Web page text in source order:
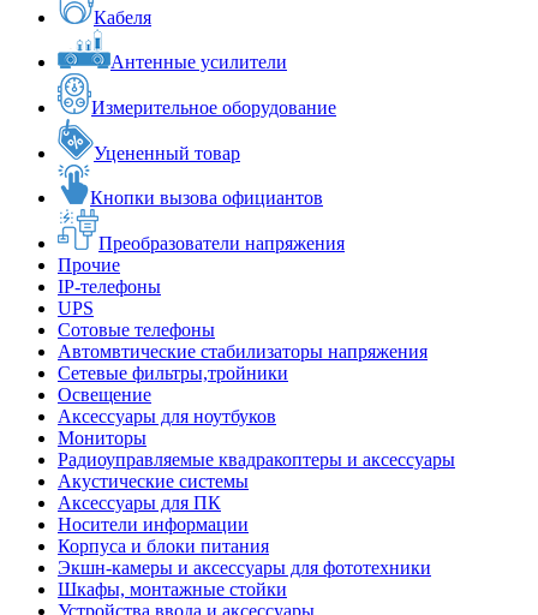
Кабеля
Антенные усилители
Измерительное оборудование
Уцененный товар
Кнопки вызова официантов
Преобразователи напряжения
Прочие
IP-телефоны
UPS
Сотовые телефоны
Автомвтические стабилизаторы напряжения
Сетевые фильтры,тройники
Освещение
Аксессуары для ноутбуков
Мониторы
Радиоуправляемые квадракоптеры и аксессуары
Акустические системы
Аксессуары для ПК
Носители информации
Корпуса и блоки питания
Экшн-камеры и аксессуары для фототехники
Шкафы, монтажные стойки
Устройства ввода и аксессуары